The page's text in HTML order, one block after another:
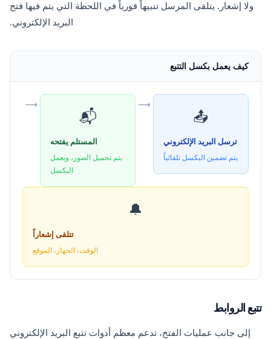
ولا إشعار. يتلقى المرسل تنبيهاً فورياً في اللحظة التي يتم فيها فتح
البريد الإلكتروني.
كيف يعمل بكسل التتبع
📤
ترسل البريد الإلكتروني
يتم تضمين البكسل تلقائياً
→
📬
المستلم يفتحه
يتم تحميل الصور، ويعمل
البكسل
→
🔔
تتلقى إشعاراً
الوقت، الجهاز، الموقع
تتبع الروابط
إلى جانب عمليات الفتح، تدعم معظم أدوات تتبع البريد الإلكتروني